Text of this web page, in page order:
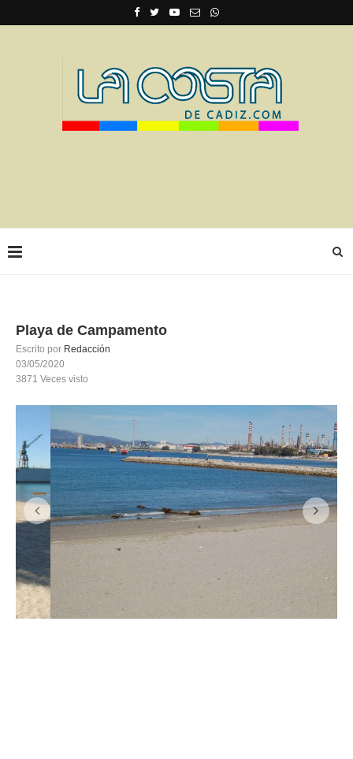
Playa de Campamento
Escrito por Redacción
03/05/2020
3871 Veces visto